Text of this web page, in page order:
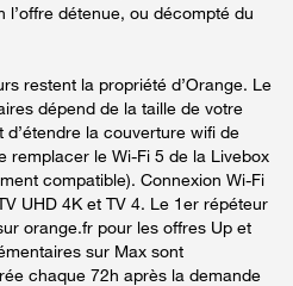
détenue, ou décompté du
restent la propriété d’Orange. Le
dépend de la taille de votre
la couverture wifi de
remplacer le Wi-Fi 5 de la Livebox
compatible). Connexion Wi-Fi
UHD 4K et TV 4. Le 1er répéteur
orange.fr pour les offres Up et
sur Max sont
chaque 72h après la demande